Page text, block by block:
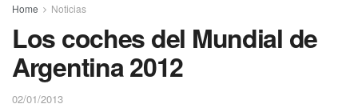
Home Noticias
Los coches del Mundial de
Argentina 2012
02/01/2013